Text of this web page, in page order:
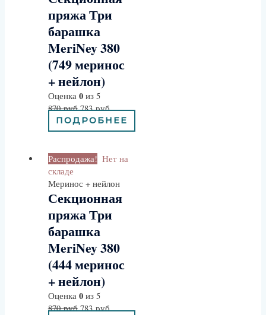
пряжа Три
барашка
MeriNey 380
(749 меринос
+ нейлон)
Оценка 0из 5
870руб 783руб
ПОДРОБНЕЕ
Распродажа! Нет на
складе
Меринос + нейлон
Секционная
пряжа Три
барашка
MeriNey 380
(444 меринос
+ нейлон)
Оценка 0из 5
870руб 783руб